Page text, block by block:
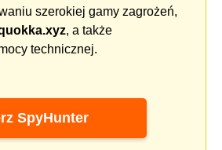
szerokiej gamy zagrożeń,
, a także
technicznej.
SpyHunter